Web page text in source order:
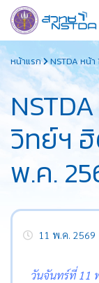
หน้าแรก NSTDA หน้
วิทย์ฯ
พ.ค.
11 พ.ค. 2569
วันจันทร์ที่ 11